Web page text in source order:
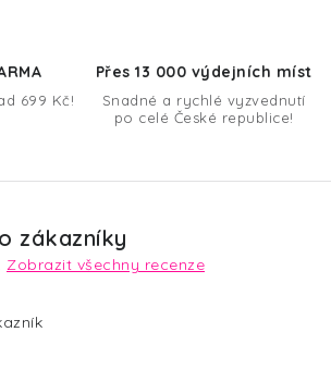
699 Kč!
Přes 13 000 výdejních míst
Snadné a rychlé vyzvednutí
po celé České republice!
zákazníky
Zobrazit všechny recenze